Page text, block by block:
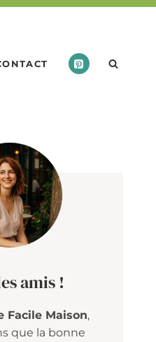
amis !
Facile Maison,
que la bonne